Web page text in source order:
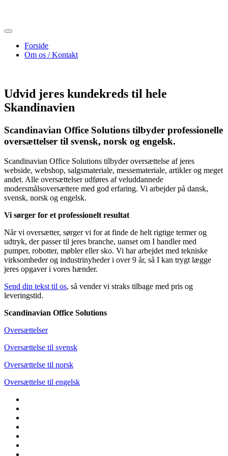
Forside
Om os / Kontakt
Udvid jeres kundekreds til hele
Skandinavien
Scandinavian Office Solutions tilbyder professionelle
oversættelser til svensk, norsk og engelsk.
Scandinavian Office Solutions tilbyder oversættelse af jeres
webside, webshop, salgsmateriale, messemateriale, artikler og meget
andet. Alle oversættelser udføres af veluddannede
modersmålsoversættere med god erfaring. Vi arbejder på dansk,
svensk, norsk og engelsk.
Vi sørger for et professionelt resultat
Når vi oversætter, sørger vi for at finde de helt rigtige termer og
udtryk, der passer til jeres branche, uanset om I handler med
pumper, robotter, møbler eller sko. Vi har arbejdet med tekniske
virksomheder og industrinyheder i over 9 år, så I kan trygt lægge
jeres opgaver i vores hænder.
Send din tekst til os, så vender vi straks tilbage med pris og
leveringstid.
Scandinavian Office Solutions
Oversættelser
Oversættelse til svensk
Oversættelse til norsk
Oversættelse til engelsk